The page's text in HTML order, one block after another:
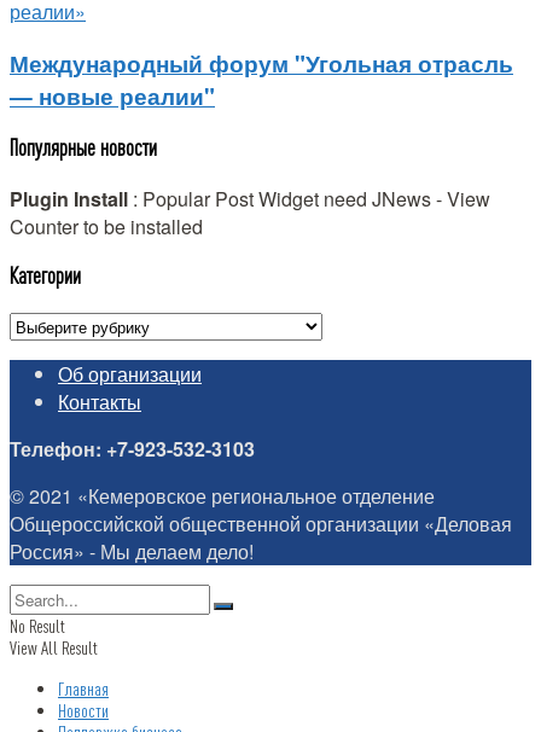
Международный форум "Угольная отрасль
— новые реалии"
Популярные новости
Plugin Install : Popular Post Widget need JNews - View
Counter to be installed
Категории
Категории
Об организации
Контакты
Телефон: +7-923-532-3103
© 2021 «Кемеровское региональное отделение
Общероссийской общественной организации «Деловая
Россия» - Мы делаем дело!
No Result
View All Result
Главная
Новости